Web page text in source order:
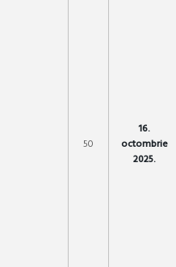
50
16.
octombrie
2025.